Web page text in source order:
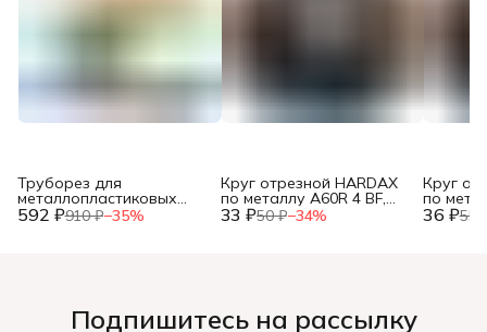
592 ₽910 ₽−35%
Труборез для
металлопластиковых
труб, до 42мм, (шт.) 33 ₽50 ₽−34%
Круг отрезной HARDAX
по металлу A60R 4 BF,
125 х 1,2 х 22 мм, (шт.) 36 ₽55
Круг
по
125 х
Подпишитесь на рассылку